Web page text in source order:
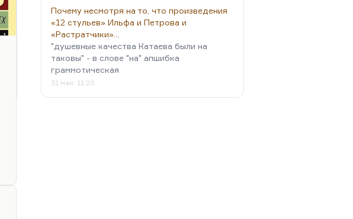
Почему несмотря на то, что произведения
«12 стульев» Ильфа и Петрова и
«Растратчики»…
"душевные качества Катаева были на
таковы" - в слове "на" апшибка
граммотическая
31 мая, 11:20